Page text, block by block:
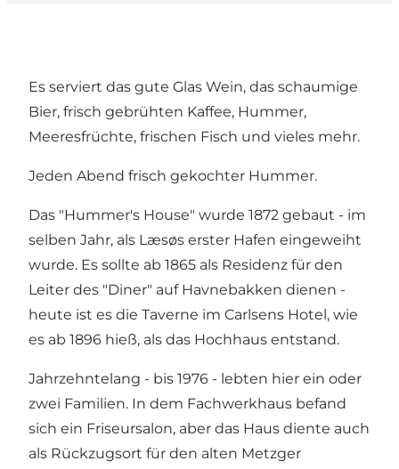
Es serviert das gute Glas Wein, das schaumige
Bier, frisch gebrühten Kaffee, Hummer,
Meeresfrüchte, frischen Fisch und vieles mehr.
Jeden Abend frisch gekochter Hummer.
Das "Hummer's House" wurde 1872 gebaut - im
selben Jahr, als Læsøs erster Hafen eingeweiht
wurde. Es sollte ab 1865 als Residenz für den
Leiter des "Diner" auf Havnebakken dienen -
heute ist es die Taverne im Carlsens Hotel, wie
es ab 1896 hieß, als das Hochhaus entstand.
Jahrzehntelang - bis 1976 - lebten hier ein oder
zwei Familien. In dem Fachwerkhaus befand
sich ein Friseursalon, aber das Haus diente auch
als Rückzugsort für den alten Metzger